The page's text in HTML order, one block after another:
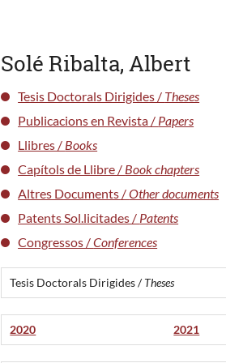
Solé Ribalta, Albert
Tesis Doctorals Dirigides / Theses
Publicacions en Revista / Papers
Llibres / Books
Capítols de Llibre / Book chapters
Altres Documents /Other documents
Patents Sol.licitades / Patents
Congressos /Conferences
Tesis Doctorals Dirigides /Theses
2020 2021